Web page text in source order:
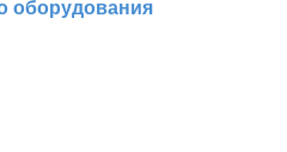
оборудования